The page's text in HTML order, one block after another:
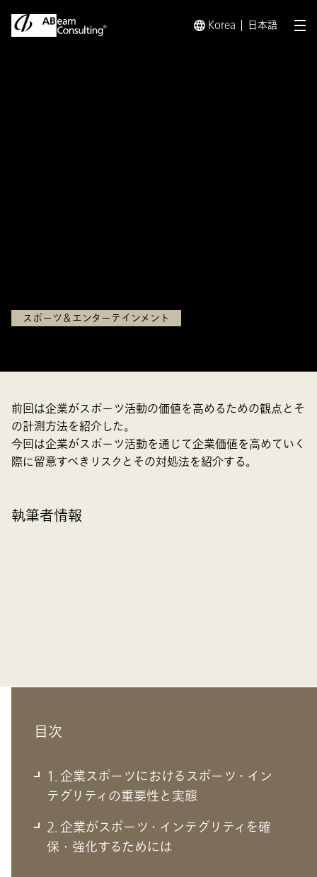
Korea 日本語 メ
スポーツ＆エンターテインメント
前回は企業がスポーツ活動の価値を高めるための観点とそ
の計測方法を紹介した。
今回は企業がスポーツ活動を通じて企業価値を高めていく
際に留意すべきリスクとその対処法を紹介する。
執筆者情報
目次
1. 企業スポーツにおけるスポーツ・イン
テグリティの重要性と実態
2. 企業がスポーツ・インテグリティを確
保・強化するためには
1. 企業スポーツにおけるスポーツ・イ
ンテグリティの重要性と実態